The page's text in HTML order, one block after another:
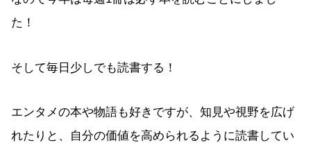
た！
そして毎日少しでも読書する！
エンタメの本や物語も好きですが、知見や視野を広げ
れたりと、自分の価値を高められるように読書してい